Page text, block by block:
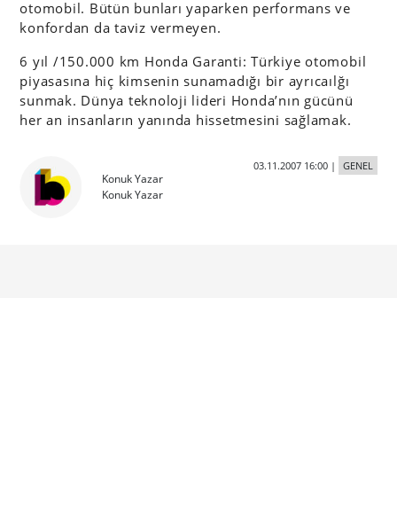
otomobil. Bütün bunları yaparken performans ve
konfordan da taviz vermeyen.
6 yıl /150.000 km Honda Garanti: Türkiye otomobil
piyasasına hiç kimsenin sunamadığı bir ayrıcaılğı
sunmak. Dünya teknoloji lideri Honda’nın gücünü
her an insanların yanında hissetmesini sağlamak.
Konuk Yazar
Konuk Yazar
03.11.2007 16:00| GENEL